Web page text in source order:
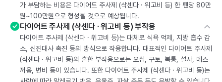
가 부담하는 비용은 다이어트 주사제 (삭센다 · 위고비 등) 한 펜당 80만
원~100만원으로 형성될 것으로 예상됩니다.
다이어트 주사제 (삭센다 · 위고비 등) 부작용
다이어트 주사제 (삭센다 · 위고비 등)는 대체로 식욕 억제, 지방 흡수 감
소, 신진대사 촉진 등의 방식으로 작용합니다. 대표적인 다이어트 주사제
(삭센다 · 위고비 등)의 흔한 부작용으로는 오심, 구토, 복통, 설사, 메스
꺼움, 변비 등이 있습니다. 또한 다이어트 주사제 (삭센다 · 위고비 등)는